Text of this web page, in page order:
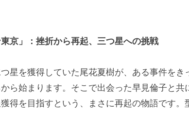
京」：挫折から再起、三つ星への挑戦
星を獲得していた尾花夏樹が、ある事件をき
ら始まります。そこで出会った早見倫子と共
得を目指すという、まさに再起の物語です。